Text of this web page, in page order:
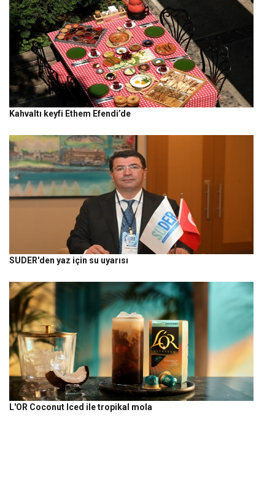
Kahvaltı keyfi Ethem Efendi’de
SUDER'den yaz için su uyarısı
L'OR Coconut Iced ile tropikal mola